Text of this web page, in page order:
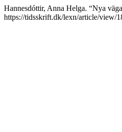
Hannesdóttir, Anna Helga. “Nya
https://tidsskrift.dk/lexn/article/view/